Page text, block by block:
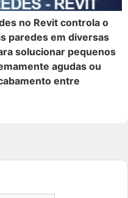
no Revit controla o
paredes em diversas
solucionar pequenos
agudas ou
entre